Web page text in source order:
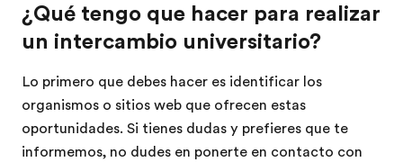
¿Qué tengo que hacer para realizar
un intercambio universitario?
Lo primero que debes hacer es identificar los
organismos o sitios web que ofrecen estas
oportunidades. Si tienes dudas y prefieres que te
informemos, no dudes en ponerte en contacto con